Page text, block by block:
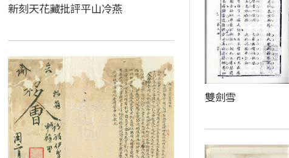
新刻天花藏批評平山冷燕
雙劍雪